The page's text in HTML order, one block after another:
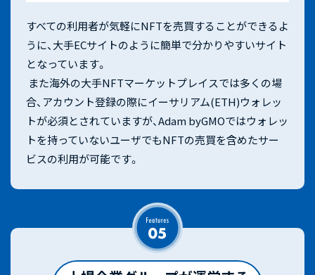
すべての利用者が気軽にNFTを売買することができるよ
うに、大手ECサイトのように簡単で分かりやすいサイト
となっています。
​ また海外の大手NFTマーケットプレイスでは多くの場
合、アカウント登録の際にイーサリアム(ETH)ウォレッ
トが必須とされていますが、Adam byGMOではウォレッ
トを持っていないユーザでもNFTの売買を含めたサー
ビスの利用が可能です。